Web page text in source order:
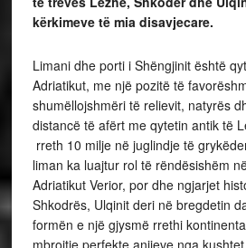
kërkimeve të mia disavjecare.
Limani dhe porti i Shëngjinit është qytet port në bregdetin e Adriatikut, me një pozitë të favorëshme gjeografike e shumëllojshmëri të relievit, natyrës dhe klimës. Në një distancë të afërt me qytetin antik të Lezhës, {5 milje} dhe rreth 10 milje në juglindje të grykëderdhjes së Bunës, ky liman ka luajtur rol të rëndësishëm në trafikun detar të Adriatikut Verior, por dhe ngjarjet historike të Lezhës, Shkodrës, Ulqinit deri në bregdetin dalmat. Duke pasur formën e një gjysmë rrethi kontinental, limani u siguron mbrojtje perfekte anijeve nga kushtet e motit dhe një përpunim të sigurtë këtyre. Në këtë vend dhe në afërsi të vijës bregdetare gjatë mijëvjecarit të I-rë p.e.s jetonte fisi ilir i Ardianëve, të cilët merreshin kryesisht me peshkim, lundrim dhe blegtori. Gjiri i limanit i shërbente anijeve ilire si strehë e sigurtë nga stuhitë dhe piratët, njëkohësisht u siguronte pozicion të mirë për sulm nga cdo rrezik. Në vitin 385 p.e.s. dhe këtu si në disa pjesë të bregdetit u themelua koloni helene nën sundimin e Dionisit, tiranit të Sirakuzës. Kolonistët helenë e emërtuan Shëngjinin Nimfeion, dhe për herë të parë në burimet e shkruara del si Nymphaeum, që do të thotë, nimfë-nuse, ose vendi i zanave. Ky emërtim vazhdoi deri në periudhën e pushtimit romak. Emri i Shëngjinit në cdo etapë është një cilësim i huaj, fillimisht Helen dhe më pas i riti katolik. Në veprën e tij “Lufta civile”, perandori i famshëm Jul Cezari thotë se “disa nga anijet tona të kryesuara nga Mark Antoni, vazhduan lundrimin deri në limanin Nymphaem, 300 hapa larg Lissit”. Vendbanimi i lashtë me emrin Nimfeum është ngritur afërsisht në në të njëjtën kohë me Lissusin, Lezhën e sotme. Në Historinë e Popullit Shqiptar, {HPSH},Vëll. I-rë, f.76, thuhet,..Qendrat e para urbane në këto anë, Lisi, Skodra, Meteoni, Ulqini, Rizoni, etj. lindën vetëm në fundin e shek. IV-të-fillimi I shek.III-të p.e.s. Ndërkohë në periudhën e luftrave iliro-romake, limani mori një rol të vecantë, sepse kufiri jugor i lundrimit të anijeve ilire të Gentit dhe Teutës ishte rajoni i Shëngjinit. Po tek HPSH, Vëll. I-rë, f.117 thuhet, “Kushtet e paqes midis Romës e Teutës në vitin 228 p.e.s. sipas Polibit ishin, 1-Teuta detyrohej tu paguante romakëve një tribut. 2-të hiqte dorë nga pjesa më e madhe e Ilirisë duke mbajtur për vete vetëm pak vende dhe 3-të mos lundronte në jug të Lisit me më shumë se dy anije, por këto të paarmatosura”. Gjithashtu roli i Shëngjinit në trafikun detar dhe ekonominë e këtyre trevave lidhet me faktin se këta të huaj që u vendosën në këtë zonë shtuan shkëmbimin me fiset ilire e krahinat e tjera si Shkodër, Ulqin e së bashku me Lezhën u bë stacion i rrugëve tregtare dhe lidhjeve me zonat e brendshme. Kjo duket dhe në prerjen e monedhave nga Lissi në shek. III-të p.e.s. Ky rol vazhdoi dhe gjatë periudhës së pushtimit romak. Më pas kjo trevë ka rol dhe në përqafimin e fesë së krishterë, psh në f.201, të HPSH-1, thuhet,“Hershmërine e krishterimit shqiptar e provojne gjithashtu një sërë emras vendesh që u referohen martirëve të lindjes, kulti i të cilëve ka qenë i përhapur në shek.IV-VI. Në këtë kohë në toponamistikën e vendit futen mjaft emra të krishterë dhe emri Shengjin”. Nga shek. VII-XII-të, në veprimtarinë ekonomike e tregtare të Lissit, pati një ngadalësim, pasojë e ngjarjeve historike që u reflektua më shumë në shek. IX-X-të. Në shpatin e malit të Rencit, 250 m në perëndim të Balldrenit janë gjetur 12 copë monedha të prera në Liss, që i përkasin kësaj periudhe. Më pas në Shëngjin u rrit ndikimi i Venedikut, psh. në një dokument të vitit 1213 thuhet se, tregëtarë venecianë përshkonin me karvanë rrugët që lidhnin portet e Durrësit, Vlorës, Shëngjinit, etj. në viset e brendshme duke cuar e duke tërhequr mallra prej andej. Në mesjetë,{shekulli i XV-të} limani u emërtua Medua {Portus Medue} dhe administrativisht lidhej me Lezhën, ku bashkë me zonën bregdetare kishte 9 fshatra me 70 deri 100 familje. Në vitin 1318 Pjetër Viskonti, e përmend Shëngjinin me emrin Medua dhe thekson se ky liman njihej nga tregtarët e pellgut të Adriatikut. Në një dokument të vitit 1336 rekomandohej një anije raguziane, të mos futej në grykën e Drinit për në Lezhë, nqs kishte det të forte, por të vazhdonte lundrimin deri në gjirin e Medës, pasi ky ishte i mbrojtur nga stuhitë. Në vitin 1392 dhe Lissi ju dorëzua Republikës së Venedikut nga Progon Dukagjini. Në vitin 1367, Balshajt ishin në gjendje të kontrollonin lëvizjet tregëtare për në Adriatik. Në duart e tyre ndodheshin rrugët tregtare që zgjateshin prej bregdetit drejt viseve të brendshme. Më e rëndësishmja prej tyre ishte rruga që fillonte në pikën doganore të Dejës, ku bashkoheshin rrugët që vinin nga portet e Shëngjinit, të Ulqinit e të Tivarit, dhe vazhdonte nëpër luginën e Drinit për të arritur në rrafshin e Dukagjinit, nga ku degëzohej në qendër banimet kryesore të Kosovës…Në shek.XV-të, krahas përdorimit të emrit Medua, filloi të përdorej një emër i ri, San Giovani Di Medua, {Shën Gjini, Gjoni} i Medës. Kjo shtesë ka kuptim fetar, pasojë e ndikimit të botës kristiane. Ndërkohë Shëngjini nuk ngeli larg interesimit të Kastriotëve, të cilat, ishin shtrirë dhe në rajonin verior të bregdetit shqiptar. Që në fillim të shek.XV-të, krahas qendrës tregtare e doganore të Shufadasë, Gjon Kastrioti zotëroi bregdetin në Shëngjin, si dhe shtëpi në Ulqin. Në vitin 1410, Gjon Kastrioti arriti të siguronte banesë në Ulqin, por nuk u pranuan prej Venedikut kërkesat e tij të vitit 1417 për ti dhënë fshatit Barbullush dhe malin Medua{Shëngjinin}, ku dëshëronte të ngrinte një kështjellë. Më pas arriti ta merrte Shëngjinin. Në vitin 1478 Shëngjini ra në duart e osmanëve. Pamvarësisht se Shëngjini ju nënshtrua pushtimeve, flukseve e kulturave të ndryshme, ai vazhdoi të jetë sfidues në realizimin e lidhjeve ndërmjet Shkodrës, Ulqinit dhe Lezhës. Gradualisht u rrit më tej përpunimi i anijeve në Shëngjin dhe ndikimi i këtij limani në zhvillimet e Shkodrës, Ulqinit dhe Lezhës. Në etapën e fundit të mesjetës konsiderohej si “Porta kryesore e Dalmacisë dhe realizohej një eksport i madh i produkteve bujqësore”. Në vitin 1591, një udhëtar i huaj shkruan se “gjeti